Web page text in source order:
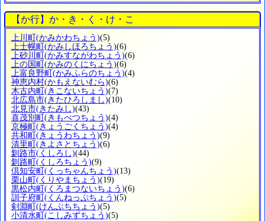
【か行】か・き・く・け・こ
上川町 (かみかわちょう)(5)
上士幌町 (かみしほろちょう)(6)
上砂川町 (かみすながわちょう)(6)
上の国町 (かみのくにちょう)(6)
上富良野町 (かみふらのちょう)(4)
神恵内村(かもえないむら)(6)
木古内町 (きこないちょう)(7)
北広島市(きたひろしまし)(10)
北見市(きたみし)(43)
喜茂別町 (きもべつちょう)(4)
京極町 (きょうごくちょう)(4)
共和町 (きょうわちょう)(9)
清里町 (きよさとちょう)(6)
釧路市(くしろし)(44)
釧路町 (くしろちょう)(9)
倶知安町 (くっちゃんちょう)(13)
栗山町 (くりやまちょう)(19)
黒松内町 (くろまつないちょう)(6)
訓子府町 (くんねっぷちょう)(5)
剣淵町 (けんぶちちょう)(5)
小清水町 (こしみずちょう)(5)